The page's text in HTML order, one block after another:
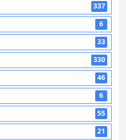
337
6
33
330
46
6
55
21